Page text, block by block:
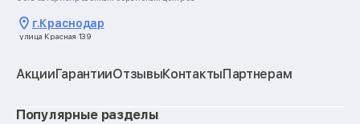
г.Краснодар
улица Красная 139
АкцииГарантииОтзывыКонтактыПартнерам
Популярные разделы